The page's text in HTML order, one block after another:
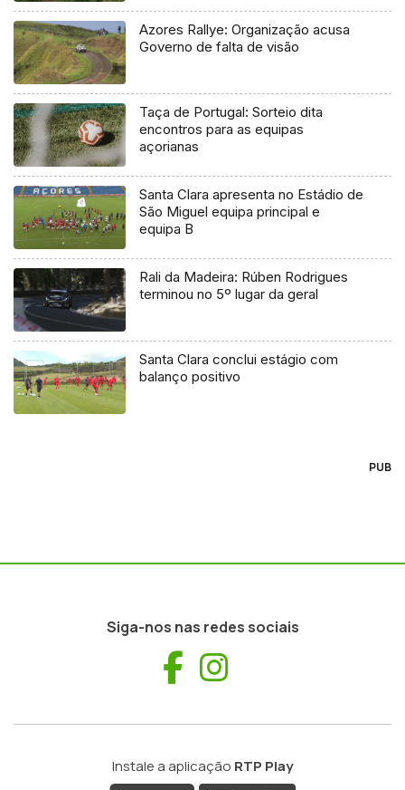
Azores Rallye: Organização acusa
Governo de falta de visão
Taça de Portugal: Sorteio dita
encontros para as equipas
açorianas
Santa Clara apresenta no Estádio de
São Miguel equipa principal e
equipa B
Rali da Madeira: Rúben Rodrigues
terminou no 5º lugar da geral
Santa Clara conclui estágio com
balanço positivo
PUB
Siga-nos nas redes sociais
Facebook
Instale a aplicação RTP Play